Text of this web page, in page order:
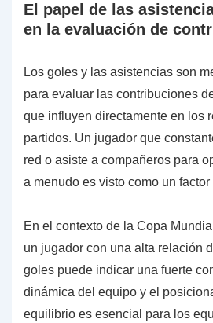
El papel de las
en la evaluación de
Los goles y las asistencias son
para evaluar las contribuciones
que influyen directamente en los
partidos. Un jugador que
red o asiste a compañeros para
a menudo es visto como un
En el contexto de la Copa
un jugador con una alta relación
goles puede indicar una fuerte
dinámica del equipo y el
equilibrio es esencial para los